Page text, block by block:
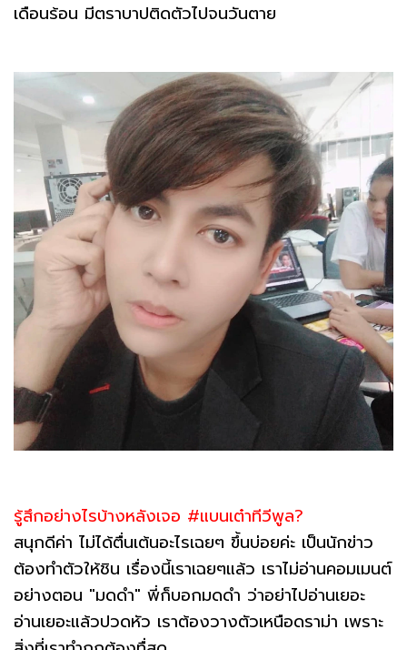
เดือนร้อน มีตราบาปติดตัวไปจนวันตาย
รู้สึกอย่างไรบ้างหลังเจอ #แบนเต๋าทีวีพูล?
สนุกดีค่า ไม่ได้ตื่นเต้นอะไรเฉยๆ ขึ้นบ่อยค่ะ เป็นนักข่าว
ต้องทำตัวให้ชิน เรื่องนี้เราเฉยๆแล้ว เราไม่อ่านคอมเมนต์
อย่างตอน "มดดำ" พี่ก็บอกมดดำ ว่าอย่าไปอ่านเยอะ
อ่านเยอะแล้วปวดหัว เราต้องวางตัวเหนือดราม่า เพราะ